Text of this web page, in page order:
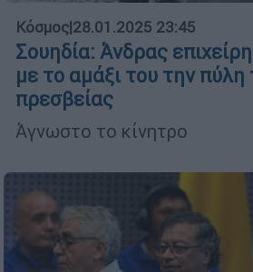
Κόσμος|28.01.2025 23:45
Σουηδία: Άνδρας
με το αμάξι του την
πρεσβείας
Άγνωστο το κίνητρο